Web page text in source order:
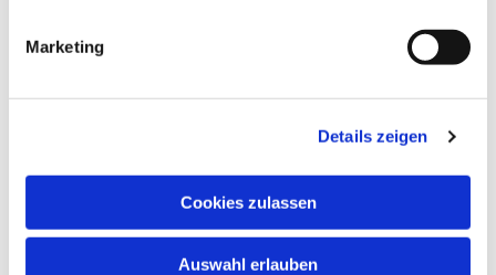
Marketing
Details zeigen
Cookies zulassen
Auswahl erlauben